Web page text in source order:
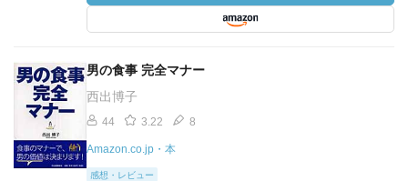
男の食事 完全マナー
西出博子
44 3.22 8
Amazon.co.jp・本
感想・レビュー